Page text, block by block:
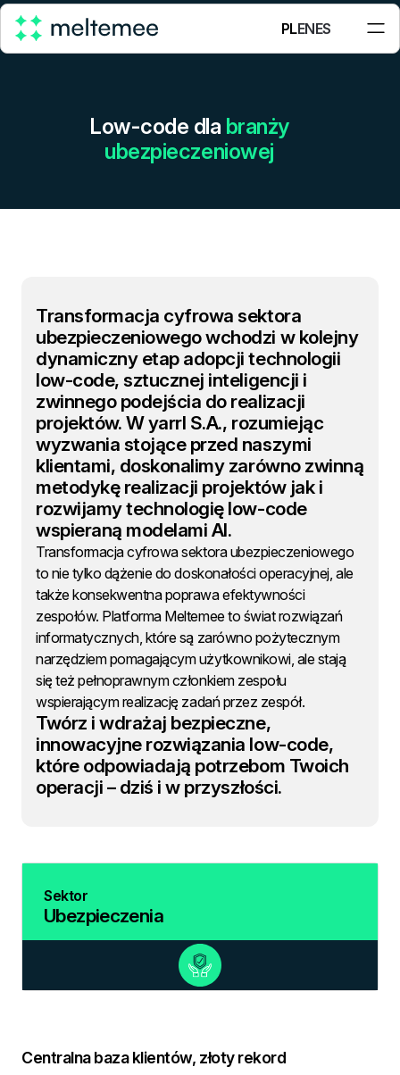
PLENES
Low-code dla branży
ubezpieczeniowej
Transformacja cyfrowa sektora
ubezpieczeniowego wchodzi w kolejny
dynamiczny etap adopcji technologii
low-code, sztucznej inteligencji i
zwinnego podejścia do realizacji
projektów. W yarrl S.A., rozumiejąc
wyzwania stojące przed naszymi
klientami, doskonalimy zarówno zwinną
metodykę realizacji projektów jak i
rozwijamy technologię low-code
wspieraną modelami AI.
Transformacja cyfrowa sektora ubezpieczeniowego
to nie tylko dążenie do doskonałości operacyjnej, ale
także konsekwentna poprawa efektywności
zespołów. Platforma Meltemee to świat rozwiązań
informatycznych, które są zarówno pożytecznym
narzędziem pomagającym użytkownikowi, ale stają
się też pełnoprawnym członkiem zespołu
wspierającym realizację zadań przez zespół.
Twórz i wdrażaj bezpieczne,
innowacyjne rozwiązania low-code,
które odpowiadają potrzebom Twoich
operacji – dziś i w przyszłości.
Sektor
Ubezpieczenia
Centralna baza klientów, złoty rekord